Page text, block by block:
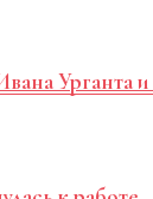
Урганта